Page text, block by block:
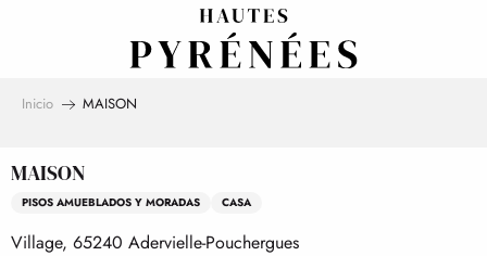
Inicio MAISON
MAISON
PISOS AMUEBLADOS Y MORADAS CASA
Village, 65240 Adervielle-Pouchergues